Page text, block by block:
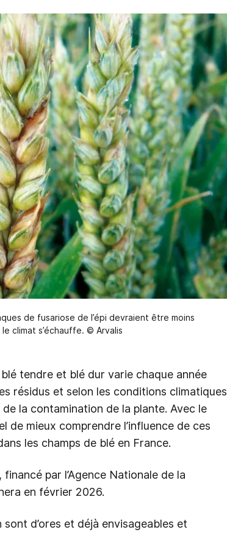
de fusariose de l’épi devraient être moins
climat s’échauffe. © Arvalis
tendre et blé dur varie chaque année
résidus et selon les conditions climatiques
la contamination de la plante. Avec le
de mieux comprendre l’influence de ces
les champs de blé en France.
, financé par l’Agence Nationale de la
en février 2026.
d’ores et déjà envisageables et